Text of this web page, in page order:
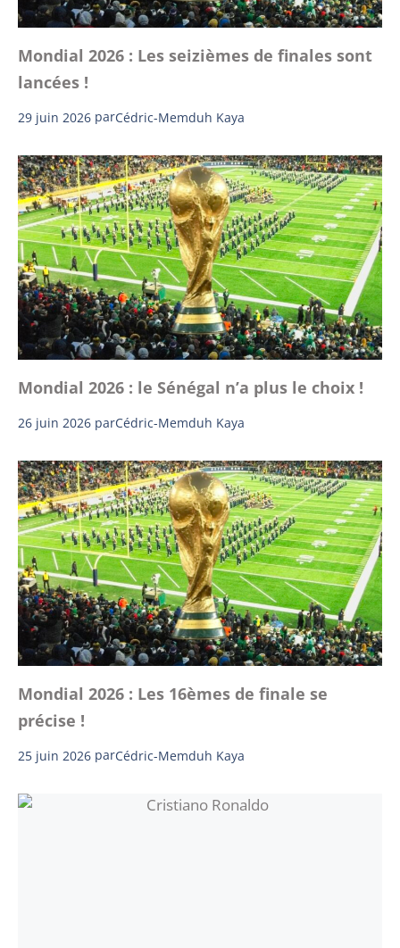
Mondial 2026 : Les seizièmes de finales sont
lancées !
29 juin 2026 parCédric-Memduh Kaya
Mondial 2026 : le Sénégal n’a plus le choix !
26 juin 2026 parCédric-Memduh Kaya
Mondial 2026 : Les 16èmes de finale se
précise !
25 juin 2026 parCédric-Memduh Kaya